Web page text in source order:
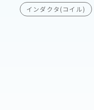
インダクタ(コイル)